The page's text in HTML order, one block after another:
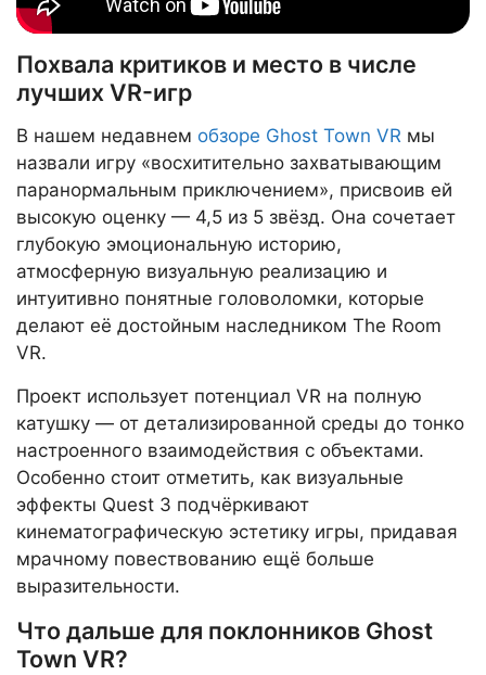
Похвала критиков и место в числе
лучших VR-игр
В нашем недавнем обзоре Ghost Town VR мы
назвали игру «восхитительно захватывающим
паранормальным приключением», присвоив ей
высокую оценку — 4,5 из 5 звёзд. Она сочетает
глубокую эмоциональную историю,
атмосферную визуальную реализацию и
интуитивно понятные головоломки, которые
делают её достойным наследником The Room
VR.
Проект использует потенциал VR на полную
катушку — от детализированной среды до тонко
настроенного взаимодействия с объектами.
Особенно стоит отметить, как визуальные
эффекты Quest 3 подчёркивают
кинематографическую эстетику игры, придавая
мрачному повествованию ещё больше
выразительности.
Что дальше для поклонников Ghost
Town VR?